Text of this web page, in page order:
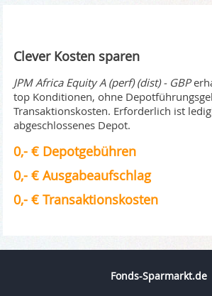
Clever Kosten sparen
JPM Africa Equity A (perf) (dist) - GBP
top Konditionen, ohne
Transaktionskosten. Erforderlich ist
abgeschlossenes Depot.
0,- € Depotgebühren
0,- € Ausgabeaufschlag
0,- € Transaktionskosten
Fonds-Sparmarkt.de